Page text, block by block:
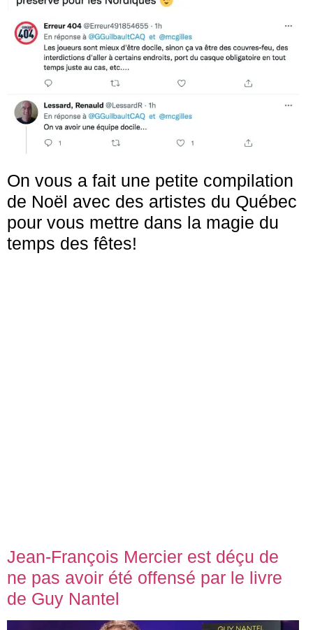
On vous a fait une petite compilation
de Noël avec des artistes du Québec
pour vous mettre dans la magie du
temps des fêtes!
Jean-François Mercier est déçu de
ne pas avoir été offensé par le livre
de Guy Nantel